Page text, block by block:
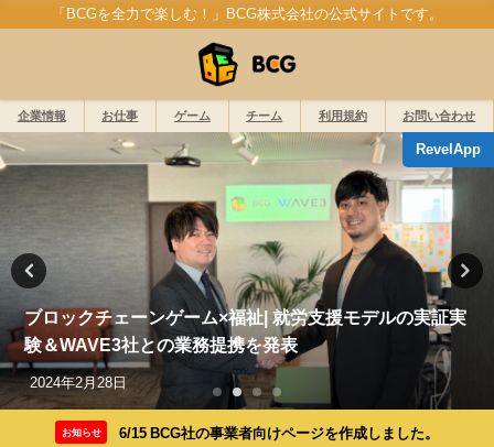
「BCGを全力で楽しむ！」BCG株式会社の公式サイトです。
企業情報 お仕事 ゲーム チーム 利用規約 お問い合わせ
RevelApp
ブロックチェーンゲーム×福祉| 就労支援モデルの実証実
験＆WAVE3社との業務提携を発表
2024年2月28日
お知らせ 6/15 BCG社の事業者向けページを作成しました。